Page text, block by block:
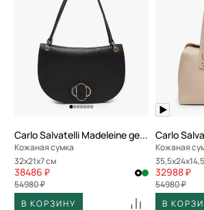
Carlo Salvatelli Madeleine gemma
Кожаная сумка
32x21x7 см
38486 ₽
54980 ₽
В КОРЗИНУ
Кожаная
32988 ₽
54980 ₽
В